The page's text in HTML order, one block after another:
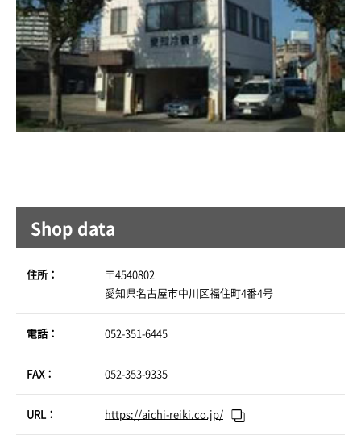
Shop data
住所：
〒4540802
愛知県名古屋市中川区福住町4番4号
電話： 052-351-6445
FAX： 052-353-9335
URL： https://aichi-reiki.co.jp/